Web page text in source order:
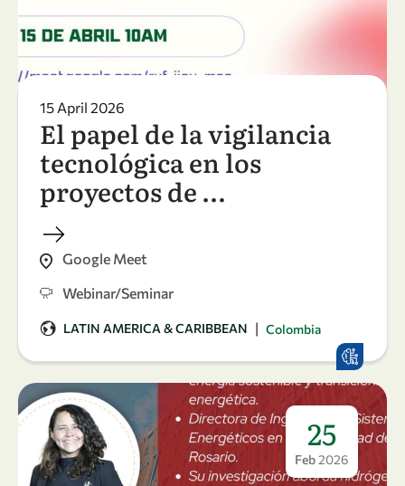
15 April 2026
El papel de la vigilancia
tecnológica en los
proyectos de …
Google Meet
Webinar/Seminar
LATIN AMERICA & CARIBBEAN | Colombia
25
Feb2026